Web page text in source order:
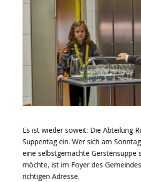
Es ist wieder soweit: Die Abteilung
Suppentag ein. Wer sich am
eine selbstgemachte Gerstensuppe
möchte, ist im Foyer des
richtigen Adresse.